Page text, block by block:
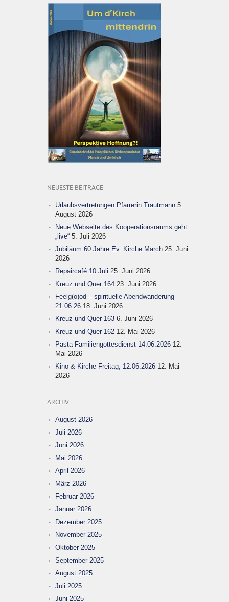
NEUESTE BEITRÄGE
Urlaubsvertretungen Pfarrerin Trautmann 5.
August 2026
Neue Webseite des Kooperationsraums geht
„live“ 5. Juli 2026
Jubiläum 60 Jahre Ev. Kirche March 25. Juni
2026
Repaircafé 10.Juli 25. Juni 2026
Kreuz und Quer 164 23. Juni 2026
Feelg(o)od – spirituelle Abendwanderung
21.06.26 18. Juni 2026
Kreuz und Quer 163 6. Juni 2026
Kreuz und Quer 162 12. Mai 2026
Pasta-Familiengottesdienst 14.06.2026 12.
Mai 2026
Kino & Kirche Freitag, 12.06.2026 12. Mai
2026
ARCHIV
August 2026
Juli 2026
Juni 2026
Mai 2026
April 2026
März 2026
Februar 2026
Januar 2026
Dezember 2025
November 2025
Oktober 2025
September 2025
August 2025
Juli 2025
Juni 2025